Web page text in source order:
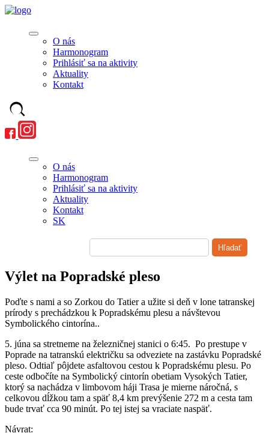
O nás
Harmonogram
Prihlásiť sa na aktivity
Aktuality
Kontakt
O nás
Harmonogram
Prihlásiť sa na aktivity
Aktuality
Kontakt
SK
Výlet na Popradské pleso
Poďte s nami a so Zorkou do Tatier a užite si deň v lone tatranskej
prírody s prechádzkou k Popradskému plesu a návštevou
Symbolického cintorína..
5. júna sa stretneme na železničnej stanici o 6:45. Po prestupe v
Poprade na tatranskú električku sa odveziete na zastávku Popradské
pleso. Odtiaľ pôjdete asfaltovou cestou k Popradskému plesu. Po
ceste odbočíte na Symbolický cintorín obetiam Vysokých Tatier,
ktorý sa nachádza v limbovom háji Trasa je mierne náročná, s
celkovou dĺžkou tam a späť 8,4 km prevýšenie 272 m a cesta tam
bude trvať cca 90 minút. Po tej istej sa vraciate naspäť.
Návrat: